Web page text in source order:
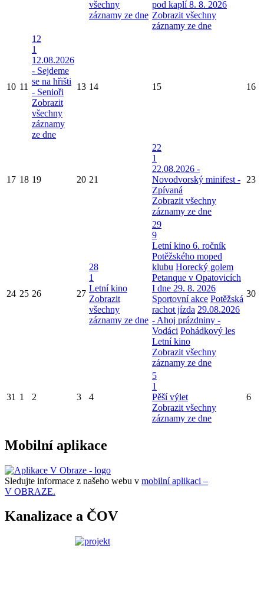
všechny
záznamy ze dne
pod kaplí 8. 8. 2026
Zobrazit všechny
záznamy ze dne
10 11
12
1
12.08.2026
- Sejdeme
se na hřišti
- Senioři
Zobrazit
všechny
záznamy
ze dne
13 14 15 16
17 18 19 20 21
22
1
22.08.2026 -
Novodvorský minifest -
Zpívaná
Zobrazit všechny
záznamy ze dne
23
24 25 26 27
28
1
Letní kino
Zobrazit
všechny
záznamy ze dne
29
9
Letní kino 6. ročník
Potěžského moped
klubu Horecký golem
Petanque v Opatovicích
I dne 29. 8. 2026
Sportovní akce Potěžská
rachot jízda 29.08.2026
- Ahoj prázdniny -
Vodáci Pohádkový les
Letní kino
Zobrazit všechny
záznamy ze dne
30
31 1 2 3 4
5
1
Pěší výlet
Zobrazit všechny
záznamy ze dne
6
Mobilní aplikace
Sledujte informace z našeho webu v mobilní aplikaci –
V OBRAZE.
Kanalizace a ČOV